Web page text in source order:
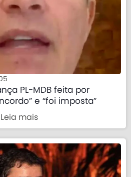
PL-MDB feita por
e “foi imposta”
Leia mais